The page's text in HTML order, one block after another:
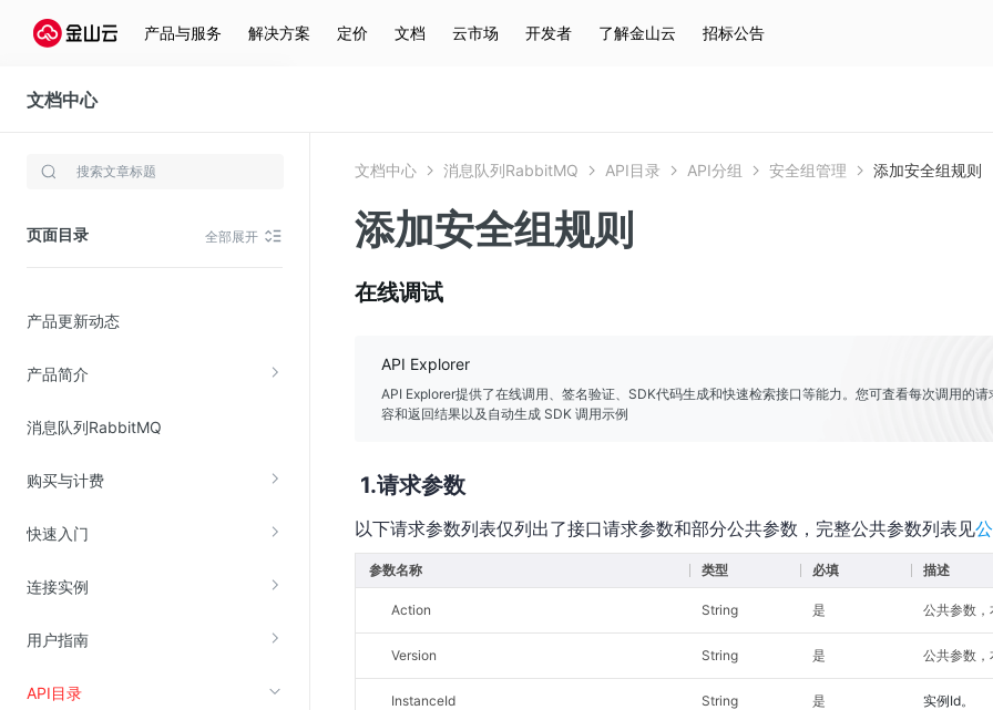
产品与服务 解决方案 定价 文档 云市场 开发者 了解金山云 招标公告
文档中心
消息队列RabbitMQ
页面目录 全部展开
产品更新动态
产品简介
消息队列RabbitMQ
购买与计费
快速入门
连接实例
用户指南
API目录
存储与云分发
云硬盘(EBS)
在线迁移服务
视频云服务
云直播(KLS)
边缘节点计算
金山云云防火墙
文档中心 消息队列RabbitMQ API目录 API分组 安全组管理 添加安全组规则
添加安全组规则
在线调试
API Explorer
API Explorer提供了在线调用、签名验证、SDK代码生成和快速检索接口等能力。您可査看每次调用的请
容和返回结果以及自动生成 SDK 调用示例
请求参数
以下请求参数列表仅列出了接口请求参数和部分公共参数，完整公共参数列表见
参数名称 类型 必填 描述
Action String 是 公共参数
Version String 是 公共参数
InstanceId String 是 实例Id。